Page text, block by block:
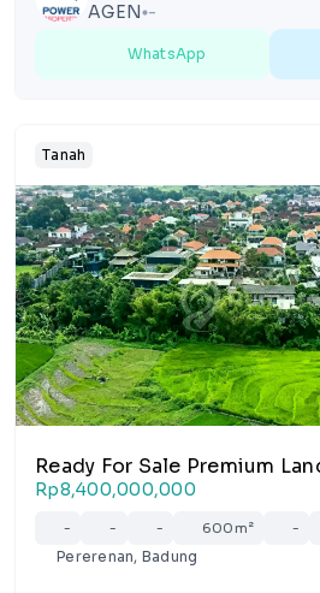
AGEN lens -
WhatsApp
Tanah
Ready For Sale Premium
Rp8,400,000,000
- - - 600m² -
Pererenan, Badung